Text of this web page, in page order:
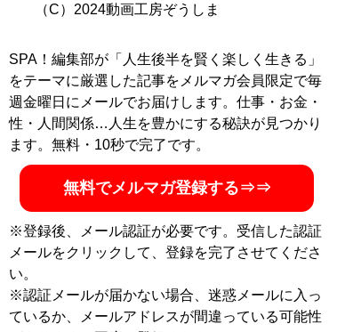
（C）2024動画工房ぞうしま
SPA！編集部が「人生後半を賢く楽しく生きる」
をテーマに厳選した記事をメルマガ会員限定で毎
週金曜日にメールでお届けします。仕事・お金・
性・人間関係…人生を豊かにする秘訣が見つかり
ます。無料・10秒で完了です。
無料でメルマガ登録する⇒⇒
※登録後、メール認証が必要です。受信した認証
メールをクリックして、登録を完了させてくださ
い。
※認証メールが届かない場合、迷惑メールに入っ
ているか、メールアドレスが間違っている可能性